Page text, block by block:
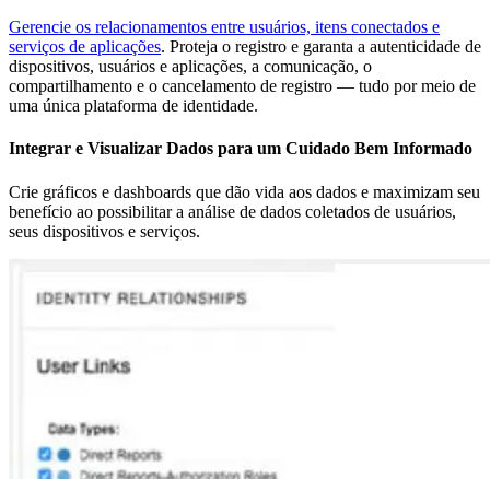
Gerencie os relacionamentos entre usuários, itens conectados e
serviços de aplicações. Proteja o registro e garanta a autenticidade de
dispositivos, usuários e aplicações, a comunicação, o
compartilhamento e o cancelamento de registro — tudo por meio de
uma única plataforma de identidade.
Integrar e Visualizar Dados para um Cuidado Bem Informado
Crie gráficos e dashboards que dão vida aos dados e maximizam seu
benefício ao possibilitar a análise de dados coletados de usuários,
seus dispositivos e serviços.